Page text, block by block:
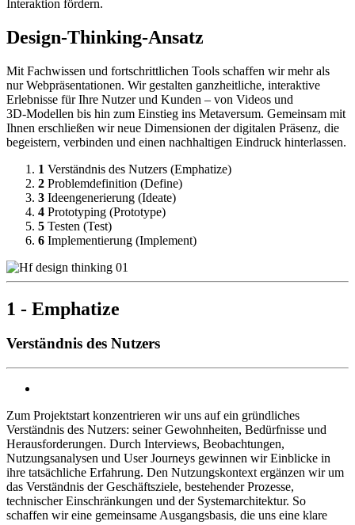
Interaktion fördern.
Design-Thinking-Ansatz
Mit Fachwissen und fortschrittlichen Tools schaffen wir mehr als
nur Webpräsentationen. Wir gestalten ganzheitliche, interaktive
Erlebnisse für Ihre Nutzer und Kunden – von Videos und
3D‑Modellen bis hin zum Einstieg ins Metaversum. Gemeinsam mit
Ihnen erschließen wir neue Dimensionen der digitalen Präsenz, die
begeistern, verbinden und einen nachhaltigen Eindruck hinterlassen.
1 Verständnis des Nutzers (Emphatize)
2 Problemdefinition (Define)
3 Ideengenerierung (Ideate)
4 Prototyping (Prototype)
5 Testen (Test)
6 Implementierung (Implement)
1 - Emphatize
Verständnis des Nutzers
Zum Projektstart konzentrieren wir uns auf ein gründliches
Verständnis des Nutzers: seiner Gewohnheiten, Bedürfnisse und
Herausforderungen. Durch Interviews, Beobachtungen,
Nutzungsanalysen und User Journeys gewinnen wir Einblicke in
ihre tatsächliche Erfahrung. Den Nutzungskontext ergänzen wir um
das Verständnis der Geschäftsziele, bestehender Prozesse,
technischer Einschränkungen und der Systemarchitektur. So
schaffen wir eine gemeinsame Ausgangsbasis, die uns eine klare